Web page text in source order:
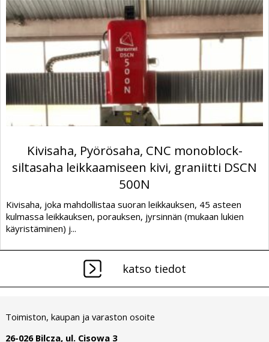
Kivisaha, Pyörösaha, CNC monoblock-
siltasaha leikkaamiseen kivi, graniitti DSCN
500N
Kivisaha, joka mahdollistaa suoran leikkauksen, 45 asteen
kulmassa leikkauksen, porauksen, jyrsinnän (mukaan lukien
käyristäminen) j...
katso tiedot
Toimiston, kaupan ja varaston osoite
26-026 Bilcza, ul. Cisowa 3